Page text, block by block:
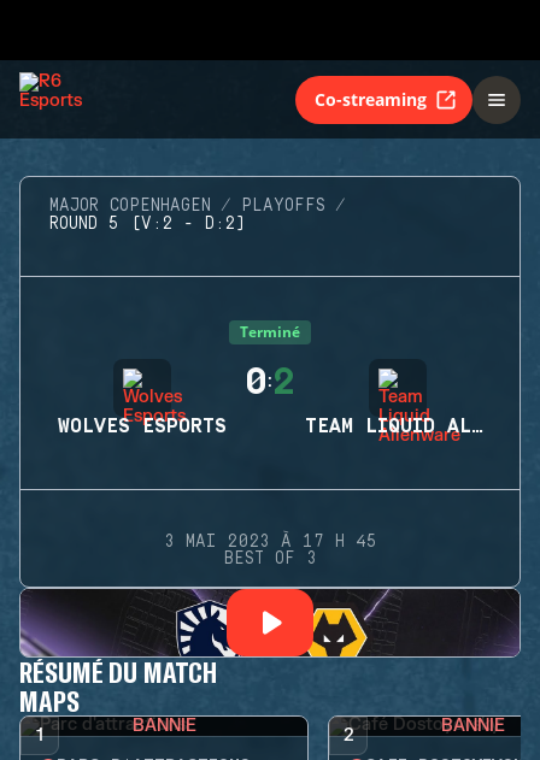
Co-streaming
MAJOR COPENHAGEN
PLAYOFFS
ROUND 5 (V:2 - D:2)
Terminé
WOLVES ESPORTS
0:2
TEAM LIQUID ALIENWARE
3 MAI 2023 À 17 H 45
BEST OF 3
RÉSUMÉ DU MATCH
MAPS
1 BANNIE 2 BANNIE